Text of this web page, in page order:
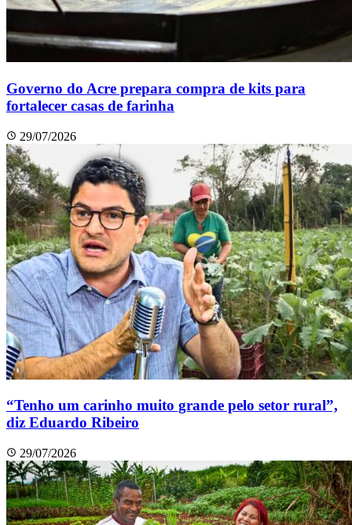
Governo do Acre prepara compra de kits para
fortalecer casas de farinha
29/07/2026
“Tenho um carinho muito grande pelo setor rural”,
diz Eduardo Ribeiro
29/07/2026